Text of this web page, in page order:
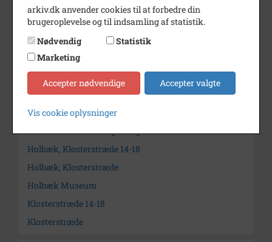
Dateringsnote
ca. 1950
Fotograf
Ukendt
Arkiv
Holbæk Stadsarkiv
Søg videre i Holbæk Stadsarkiv
Museet for Holbæk og Omegn
Holbæk, Klosterstræde 14-18
Holbæk, Klosterstræde
Holbæk Museum
Klosterstræde 14-18
Klosterstræde
arkiv.dk anvender cookies til at forbedre din
brugeroplevelse og til indsamling af statistik.
Nødvendig
Statistik
Marketing
Accepter nødvendige Accepter valgte
Vis cookie oplysninger